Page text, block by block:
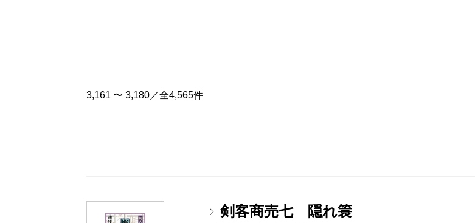
3,161 〜 3,180／全4,565件
剣客商売七 隠れ簑